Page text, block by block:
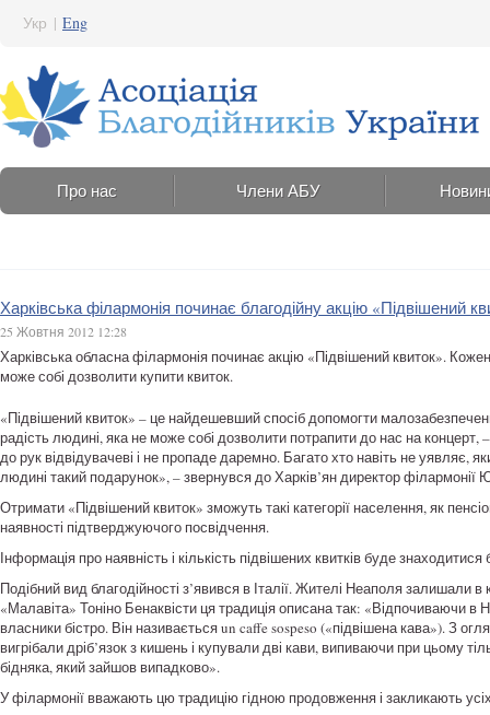
Укр | Eng
Про нас Члени АБУ
Харківська філармонія починає благодійну акцію «Підвішений
25 Жовтня 2012 12:28
Харківська обласна філармонія починає акцію «Підвішений квиток».
може собі дозволити купити квиток.
«Підвішений квиток» – це найдешевший спосіб допомогти
радість людині, яка не може собі дозволити потрапити до нас на концерт,
до рук відвідувачеві і не пропаде даремно. Багато хто навіть не уявляє,
людині такий подарунок», – звернувся до Харків’ян директор філармонії
Отримати «Підвішений квиток» зможуть такі категорії населення, як
наявності підтверджуючого посвідчення.
Інформація про наявність і кількість підвішених квитків буде
Подібний вид благодійності з’явився в Італії. Жителі Неаполя залишали
«Малавіта» Тоніно Бенаквісти ця традиція описана так: «Відпочиваючи
власники бістро. Він називається un caffe sospeso («підвішена кава»). З
вигрібали дріб’язок з кишень і купували дві кави, випиваючи при цьому
бідняка, який зайшов випадково».
У філармонії вважають цю традицію гідною продовження і закликають усіх